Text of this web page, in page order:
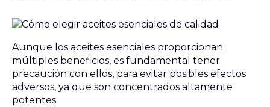
Aunque los aceites esenciales proporcionan
múltiples beneficios, es fundamental tener
precaución con ellos, para evitar posibles efectos
adversos, ya que son concentrados altamente
potentes.